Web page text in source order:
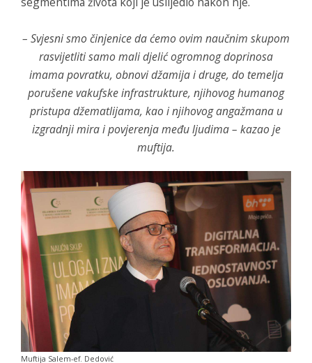
– Svjesni smo činjenice da ćemo ovim naučnim skupom
rasvijetliti samo mali djelić ogromnog doprinosa
imama povratku, obnovi džamija i druge, do temelja
porušene vakufske infrastrukture, njihovog humanog
pristupa džematlijama, kao i njihovog angažmana u
izgradnji mira i povjerenja među ljudima – kazao je
muftija.
Muftija Salem-ef. Dedović